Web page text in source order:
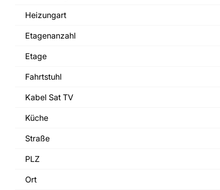
Heizungart
Etagenanzahl
Etage
Fahrtstuhl
Kabel Sat TV
Küche
Straße
PLZ
Ort